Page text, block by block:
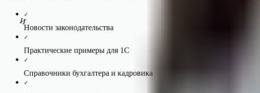
✓
Новости законодательства
✓
Практические примеры для 1С
✓
Справочники бухгалтера и кадровика
✓
И